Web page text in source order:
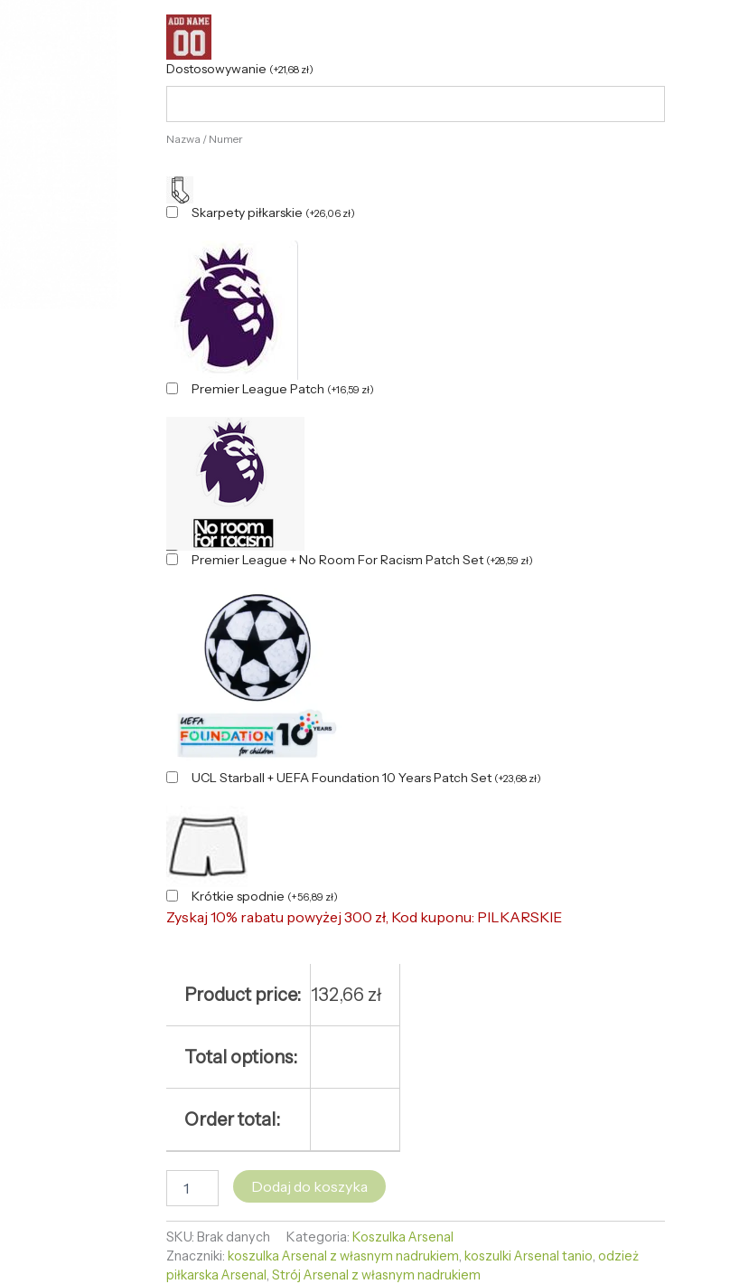
Dostosowywanie (+21,68 zł)
Nazwa / Numer
Skarpety piłkarskie (+26,06 zł)
Premier League Patch (+16,59 zł)
Premier League + No Room For Racism Patch Set (+28,59 zł)
UCL Starball + UEFA Foundation 10 Years Patch Set (+23,68 zł)
Krótkie spodnie (+56,89 zł)
Zyskaj 10% rabatu powyżej 300 zł, Kod kuponu: PILKARSKIE
Product price: 132,66 zł
Total options:
Order total:
Dodaj do koszyka
SKU: Brak danych Kategoria: Koszulka Arsenal
Znaczniki: koszulka Arsenal z własnym nadrukiem, koszulki Arsenal tanio, odzież
piłkarska Arsenal, Strój Arsenal z własnym nadrukiem